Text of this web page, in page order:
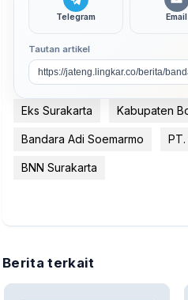
Telegram Email
Tautan artikel
Eks Surakarta Kabupaten
Bandara Adi Soemarmo
BNN Surakarta
Berita terkait